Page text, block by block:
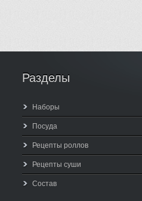
Разделы
Наборы
Посуда
Рецепты роллов
Рецепты суши
Состав